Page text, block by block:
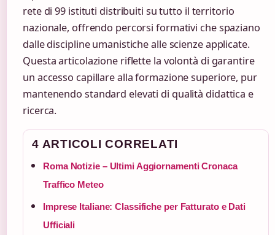
rete di 99 istituti distribuiti su tutto il territorio
nazionale, offrendo percorsi formativi che spaziano
dalle discipline umanistiche alle scienze applicate.
Questa articolazione riflette la volontà di garantire
un accesso capillare alla formazione superiore, pur
mantenendo standard elevati di qualità didattica e
ricerca.
4 ARTICOLI CORRELATI
Roma Notizie – Ultimi Aggiornamenti Cronaca
Traffico Meteo
Imprese Italiane: Classifiche per Fatturato e Dati
Ufficiali